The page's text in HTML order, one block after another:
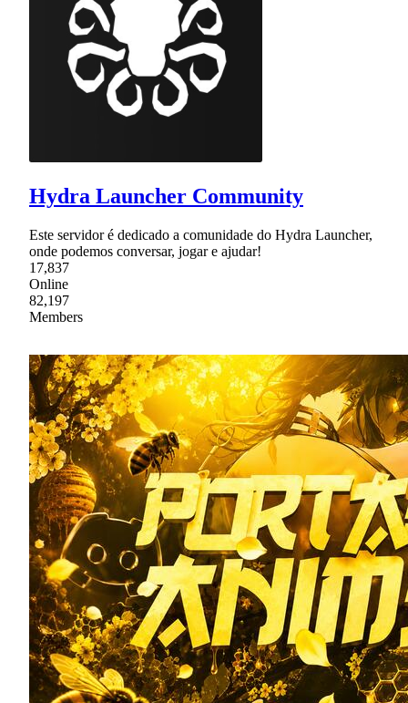
Hydra Launcher Community
Este servidor é dedicado a comunidade do Hydra Launcher,
onde podemos conversar, jogar e ajudar!
17,837
Online
82,197
Members